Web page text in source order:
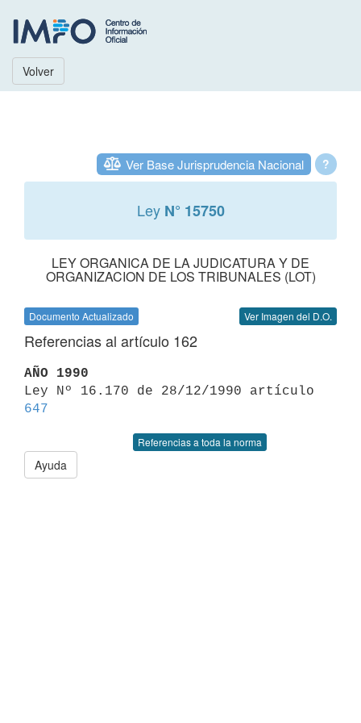
Volver
?
Ver Base Jurisprudencia Nacional
Ley N° 15750
LEY ORGANICA DE LA JUDICATURA Y DE
ORGANIZACION DE LOS TRIBUNALES (LOT)
Documento Actualizado Ver Imagen del D.O.
Referencias al artículo 162
AÑO 1990
647
Referencias a toda la norma
Ayuda